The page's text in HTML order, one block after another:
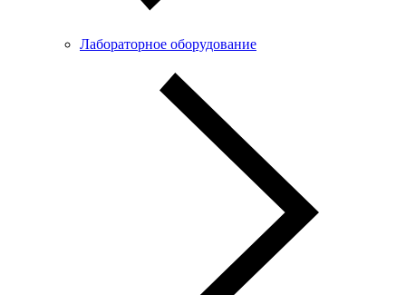
Лабораторное оборудование